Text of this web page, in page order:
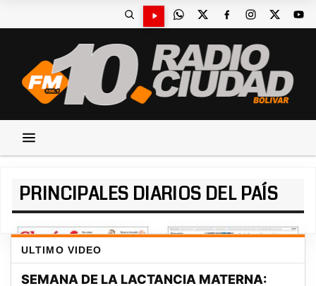
PRINCIPALES DIARIOS DEL PAÍS
ULTIMO VIDEO